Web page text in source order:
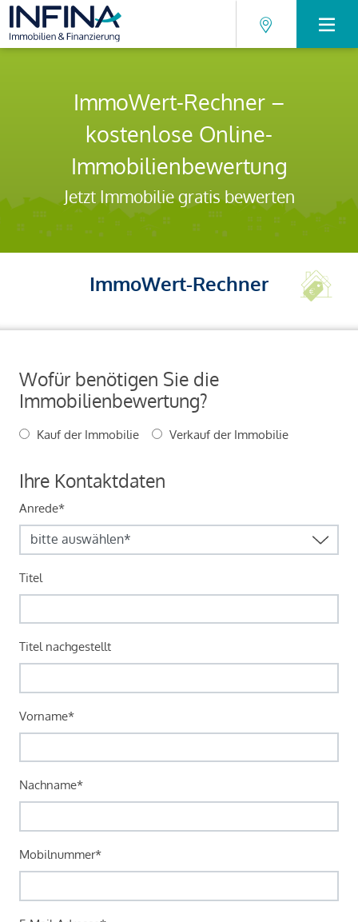
ImmoWert-Rechner –
kostenlose Online-
Immobilienbewertung
Jetzt Immobilie gratis bewerten
ImmoWert-Rechner